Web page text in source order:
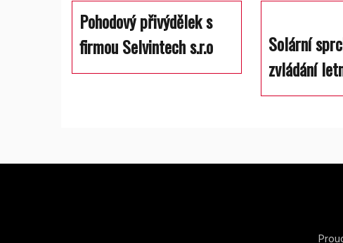
Pohodový přivýdělek s
firmou Selvintech s.r.o
Solární
zvládání